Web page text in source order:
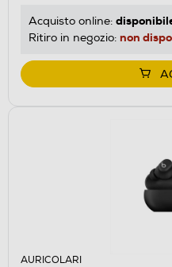
Acquisto online:
Ritiro in negozio: non
AURICOLARI